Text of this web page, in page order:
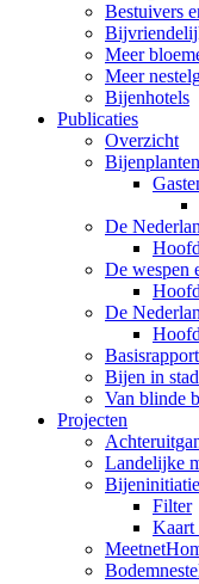
Bestuivers
Meer
Meer
Bijenhotels
Publicaties
Overzicht
Bijenplanten
De
De wespen
De
Bijen in
Van blinde
Projecten
Landelijke
Filter
Kaart